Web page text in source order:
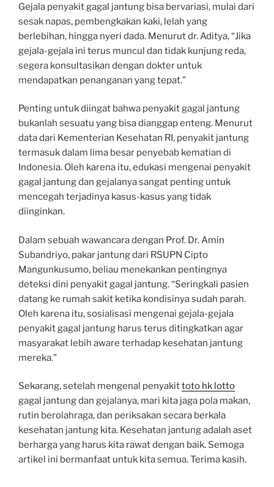
Gejala penyakit gagal jantung bisa bervariasi, mulai dari
sesak napas, pembengkakan kaki, lelah yang
berlebihan, hingga nyeri dada. Menurut dr. Aditya, “Jika
gejala-gejala ini terus muncul dan tidak kunjung reda,
segera konsultasikan dengan dokter untuk
mendapatkan penanganan yang tepat.”
Penting untuk diingat bahwa penyakit gagal jantung
bukanlah sesuatu yang bisa dianggap enteng. Menurut
data dari Kementerian Kesehatan RI, penyakit jantung
termasuk dalam lima besar penyebab kematian di
Indonesia. Oleh karena itu, edukasi mengenai penyakit
gagal jantung dan gejalanya sangat penting untuk
mencegah terjadinya kasus-kasus yang tidak
diinginkan.
Dalam sebuah wawancara dengan Prof. Dr. Amin
Subandriyo, pakar jantung dari RSUPN Cipto
Mangunkusumo, beliau menekankan pentingnya
deteksi dini penyakit gagal jantung. “Seringkali pasien
datang ke rumah sakit ketika kondisinya sudah parah.
Oleh karena itu, sosialisasi mengenai gejala-gejala
penyakit gagal jantung harus terus ditingkatkan agar
masyarakat lebih aware terhadap kesehatan jantung
mereka.”
Sekarang, setelah mengenal penyakittoto hk lotto
gagal jantung dan gejalanya, mari kita jaga pola makan,
rutin berolahraga, dan periksakan secara berkala
kesehatan jantung kita. Kesehatan jantung adalah aset
berharga yang harus kita rawat dengan baik. Semoga
artikel ini bermanfaat untuk kita semua. Terima kasih.